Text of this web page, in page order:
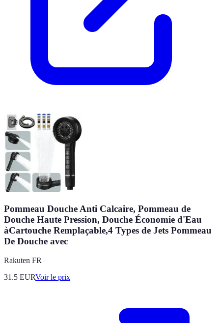
Pommeau Douche Anti Calcaire, Pommeau de
Douche Haute Pression, Douche Économie d'Eau
àCartouche Remplaçable,4 Types de Jets Pommeau
De Douche avec
Rakuten FR
31.5 EURVoir le prix